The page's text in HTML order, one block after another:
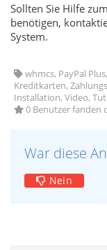
Sollten Sie Hilfe
benötigen,
System.
whmcs, PayPal
Kreditkarten,
Installation, Video,
0 Benutzer fanden
War diese
Nein